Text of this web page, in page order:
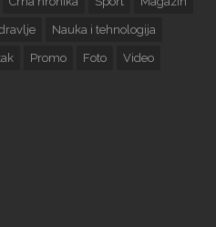
Nauka i tehnologija
Promo Foto Video